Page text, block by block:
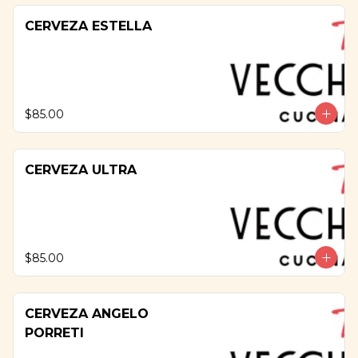
CERVEZA ESTELLA
$85.00
CERVEZA ULTRA
$85.00
CERVEZA ANGELO
PORRETI